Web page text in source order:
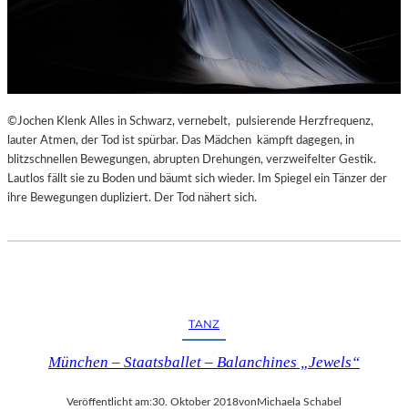
©Jochen Klenk Alles in Schwarz, vernebelt, pulsierende Herzfrequenz,
lauter Atmen, der Tod ist spürbar. Das Mädchen kämpft dagegen, in
blitzschnellen Bewegungen, abrupten Drehungen, verzweifelter Gestik.
Lautlos fällt sie zu Boden und bäumt sich wieder. Im Spiegel ein Tänzer der
ihre Bewegungen dupliziert. Der Tod nähert sich.
TANZ
München – Staatsballet – Balanchines „Jewels“
Veröffentlicht am:30. Oktober 2018von Michaela Schabel